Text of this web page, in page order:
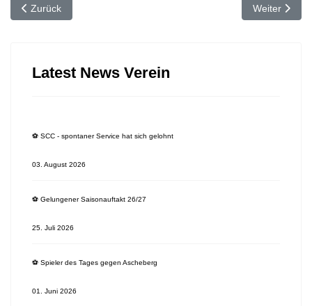
Vorheriger Beitrag: 🗞 "Süßer" Besuch beim Fußball-Camp
Zurück Nächster
Weiter
Latest News Verein
⚽️ SCC - spontaner Service hat sich gelohnt
03. August 2026
⚽️ Gelungener Saisonauftakt 26/27
25. Juli 2026
⚽️ Spieler des Tages gegen Ascheberg
01. Juni 2026